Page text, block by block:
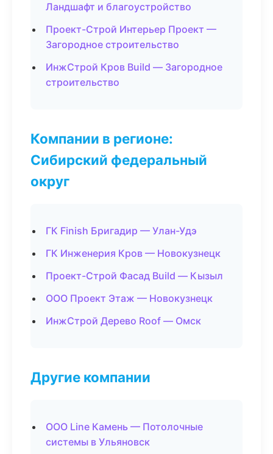
Ландшафт и благоустройство
Проект-Строй Интерьер Проект —
Загородное строительство
ИнжСтрой Кров Build — Загородное
строительство
Компании в регионе:
Сибирский федеральный
округ
ГК Finish Бригадир — Улан-Удэ
ГК Инженерия Кров — Новокузнецк
Проект-Строй Фасад Build — Кызыл
ООО Проект Этаж — Новокузнецк
ИнжСтрой Дерево Roof — Омск
Другие компании
ООО Line Камень — Потолочные
системы в Ульяновск